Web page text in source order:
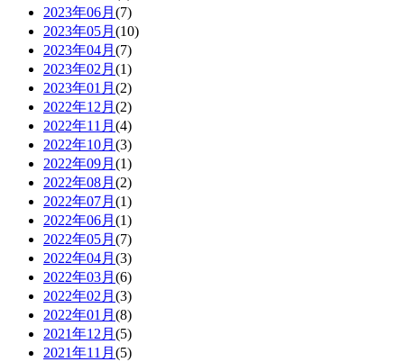
2023年06月 (7)
2023年05月 (10)
2023年04月 (7)
2023年02月 (1)
2023年01月 (2)
2022年12月 (2)
2022年11月 (4)
2022年10月 (3)
2022年09月 (1)
2022年08月 (2)
2022年07月 (1)
2022年06月 (1)
2022年05月 (7)
2022年04月 (3)
2022年03月 (6)
2022年02月 (3)
2022年01月 (8)
2021年12月 (5)
2021年11月 (5)